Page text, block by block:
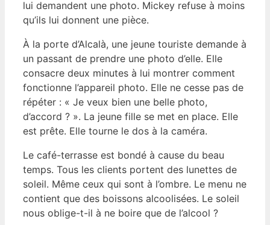
lui demandent une photo. Mickey refuse à moins
qu’ils lui donnent une pièce.
À la porte d’Alcalà, une jeune touriste demande à
un passant de prendre une photo d’elle. Elle
consacre deux minutes à lui montrer comment
fonctionne l’appareil photo. Elle ne cesse pas de
répéter : « Je veux bien une belle photo,
d’accord ? ». La jeune fille se met en place. Elle
est prête. Elle tourne le dos à la caméra.
Le café-terrasse est bondé à cause du beau
temps. Tous les clients portent des lunettes de
soleil. Même ceux qui sont à l’ombre. Le menu ne
contient que des boissons alcoolisées. Le soleil
nous oblige-t-il à ne boire que de l’alcool ?